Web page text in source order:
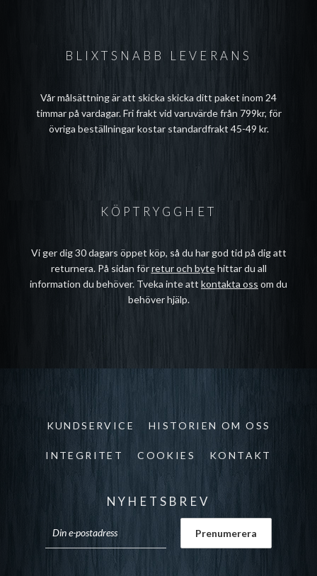
BLIXTSNABB LEVERANS
Vår målsättning är att skicka skicka ditt paket inom 24
timmar på vardagar. Fri frakt vid varuvärde från 799kr, för
övriga beställningar kostar standardfrakt 45-49 kr.
KÖPTRYGGHET
Vi ger dig 30 dagars öppet köp, så du har god tid på dig att
returnera. På sidan förretur och bytehittar du all
information du behöver. Tveka inte att kontakta oss om du
behöver hjälp.
KUNDSERVICE HISTORIEN OM OSS
INTEGRITET COOKIES KONTAKT
NYHETSBREV